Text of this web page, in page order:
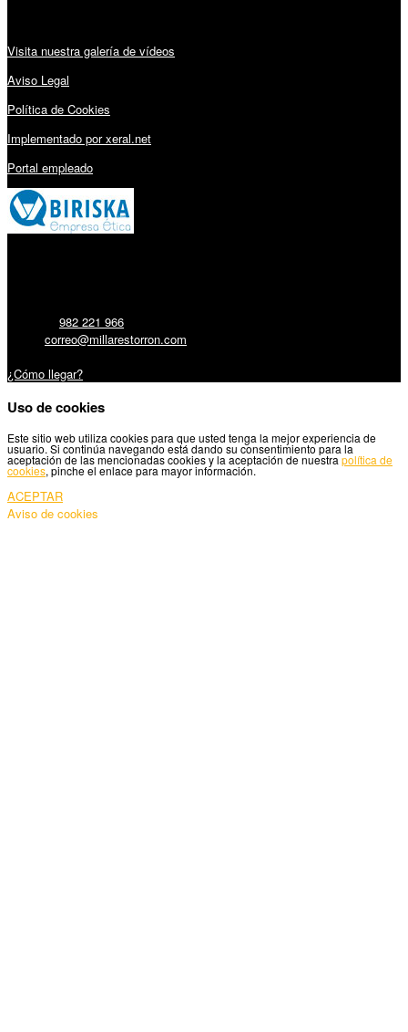
Visita nuestra galería de vídeos
Aviso Legal
Política de Cookies
Implementado por xeral.net
Portal empleado
982 221 966
correo@millarestorron.com
¿Cómo llegar?
Uso de cookies
Este sitio web utiliza cookies para que usted tenga la mejor experiencia de
usuario. Si continúa navegando está dando su consentimiento para la
aceptación de las mencionadas cookies y la aceptación de nuestra política de
cookies, pinche el enlace para mayor información.
ACEPTAR
Aviso de cookies